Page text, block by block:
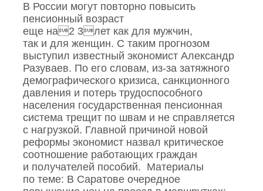
В России могут повторно повысить
пенсионный возраст
еще на2 3лет как для мужчин,
так и для женщин. С таким прогнозом
выступил известный экономист Александр
Разуваев. По его словам, из‑за затяжного
демографического кризиса, санкционного
давления и потерь трудоспособного
населения государственная пенсионная
система трещит по швам и не справляется
с нагрузкой. Главной причиной новой
реформы экономист назвал критическое
соотношение работающих граждан
и получателей пособий. Материалы
по теме: В Саратове очередное